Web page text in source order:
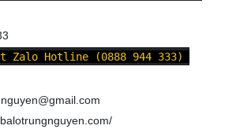
Zalo Hotline (0888 944 333)